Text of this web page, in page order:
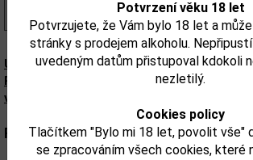
Potvrzení věku 18 let
Potvrzujete, že Vám bylo 18 let a
stránky s prodejem alkoholu.
uvedeným datům přistupoval kdokoli
nezletilý.
Cookies policy
Tlačítkem "Bylo mi 18 let, povolit vše"
se zpracováním všech cookies, které
Upozorňujeme, že tento produkt může
Přesné složení a alergeny jsou k dispozici
výrobku. Zkontrolujte prosím před
Parametry: